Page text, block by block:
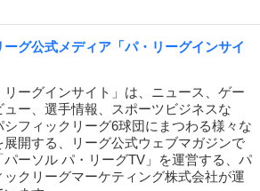
ーグ公式メディア「パ・リーグインサイ
リーグインサイト」は、ニュース、ゲー
ュー、選手情報、スポーツビジネスな
シフィックリーグ6球団にまつわる様々な
展開する、リーグ公式ウェブマガジンで
パーソル パ・リーグTV」を運営する、パ
ックリーグマーケティング株式会社が運